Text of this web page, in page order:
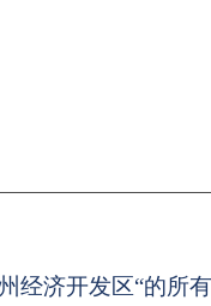
经济开发区“的所